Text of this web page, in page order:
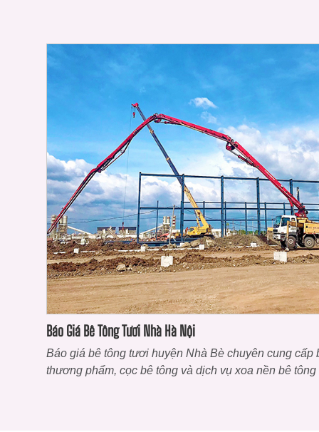
Báo Giá Bê Tông Tươi Nhà Hà Nội
Báo giá bê tông tươi huyện Nhà Bè chuyên cung cấp
thương phẩm, cọc bê tông và dịch vụ xoa nền bê